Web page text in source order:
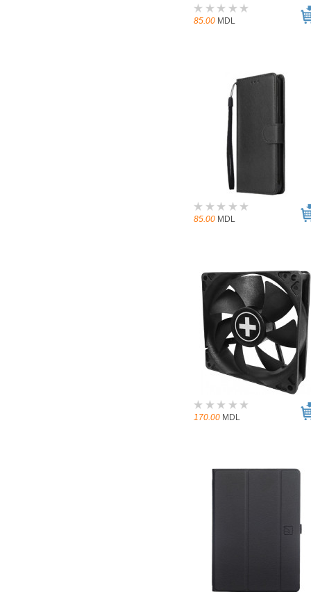
85.00 MDL
85.00 MDL
170.00 MDL